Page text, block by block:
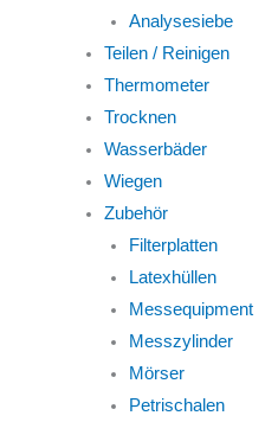
Analysesiebe
Teilen / Reinigen
Thermometer
Trocknen
Wasserbäder
Wiegen
Zubehör
Filterplatten
Latexhüllen
Messequipment
Messzylinder
Mörser
Petrischalen